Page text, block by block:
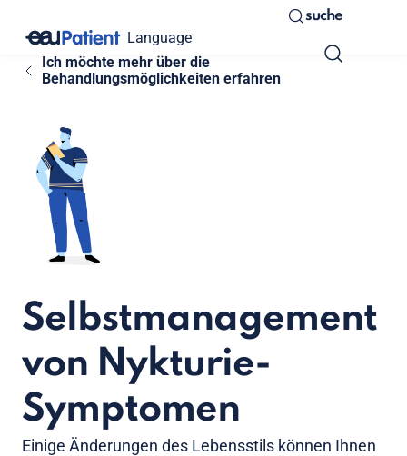
Language
suche
Ich möchte mehr über die
Behandlungsmöglichkeiten erfahren
Selbstmanagement
von Nykturie-
Symptomen
Einige Änderungen des Lebensstils können Ihnen